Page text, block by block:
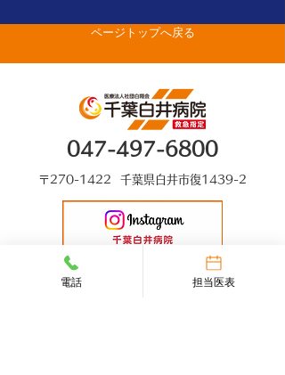
生がベストドクターズ
に選出されました
ページトップへ戻る
047-497-6800
〒270-1422 千葉県白井市復1439-2
電話 担当医表